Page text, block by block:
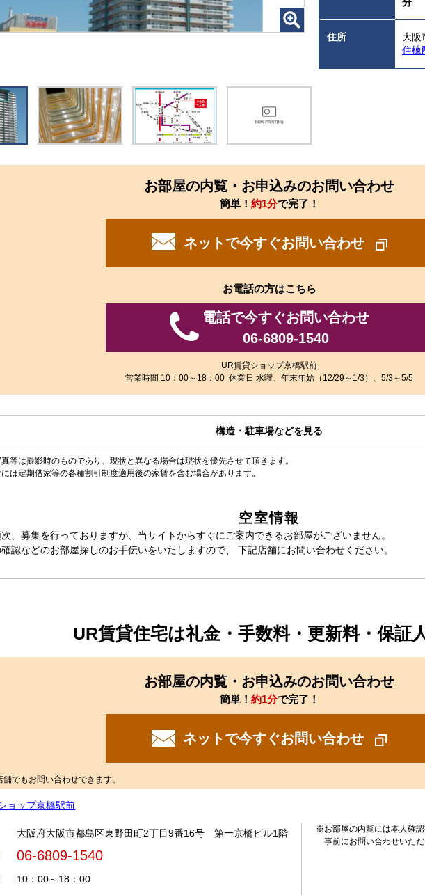
分
住所
大阪
住棟
お部屋の内覧・お申込みのお問い合わせ
簡単！ 約1分で完了！
ネットで今すぐお問い合わせ
お電話の方はこちら
電話で今すぐお問い合わせ
06-6809-1540
UR賃貸ショップ京橋駅前
営業時間 10：00～18：00 休業日 水曜、年末年始（12/29～1/3）、5/3～5/5
構造・駐車場などを見る
等は撮影時のものであり、現状と異なる場合は現状を優先させて頂きます。
は定期借家等の各種割引制度適用後の家賃を含む場合があります。
空室情報
、募集を行っておりますが、当サイトからすぐにご案内できるお部屋がございません。
認などのお部屋探しのお手伝いをいたしますので、 下記店舗にお問い合わせください。
UR賃貸住宅は礼金・手数料・更新料・保証
お部屋の内覧・お申込みのお問い合わせ
簡単！ 約1分で完了！
ネットで今すぐお問い合わせ
でもお問い合わせできます。
ョップ京橋駅前
大阪府大阪市都島区東野田町2丁目9番16号 第一京橋ビル1階
06-6809-1540
10：00～18：00
※お部屋の内覧には本人確
事前にお問い合わせいた